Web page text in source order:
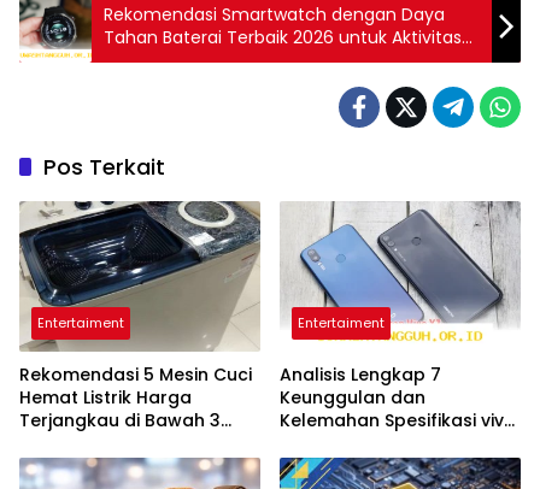
Rekomendasi Smartwatch dengan Daya
Tahan Baterai Terbaik 2026 untuk Aktivitas
Perjalanan yang Praktis dan Bebas Repot
Pos Terkait
Entertaiment
Rekomendasi 5 Mesin Cuci
Hemat Listrik Harga
Terjangkau di Bawah 3
Entertaiment
Analisis Lengkap 7
Keunggulan dan
Kelemahan Spesifikasi vivo